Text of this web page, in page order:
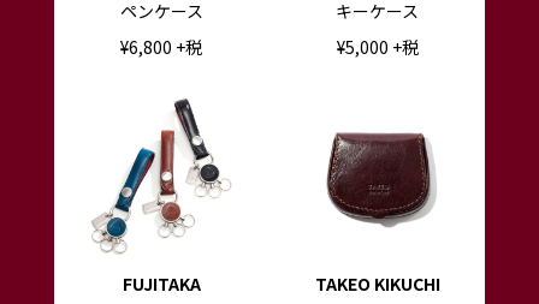
ペンケース
¥6,800 +税
キーケース
¥5,000 +税
FUJITAKA
TAKEO KIKUCHI